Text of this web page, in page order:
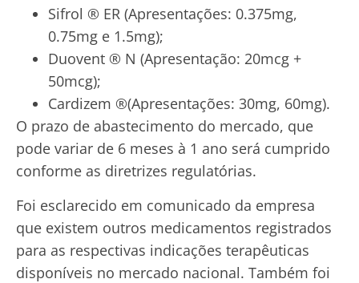
Sifrol ® ER (Apresentações: 0.375mg,
0.75mg e 1.5mg);
Duovent ® N (Apresentação: 20mcg +
50mcg);
Cardizem ®(Apresentações: 30mg, 60mg).
O prazo de abastecimento do mercado, que
pode variar de 6 meses à 1 ano será cumprido
conforme as diretrizes regulatórias.
Foi esclarecido em comunicado da empresa
que existem outros medicamentos registrados
para as respectivas indicações terapêuticas
disponíveis no mercado nacional. Também foi